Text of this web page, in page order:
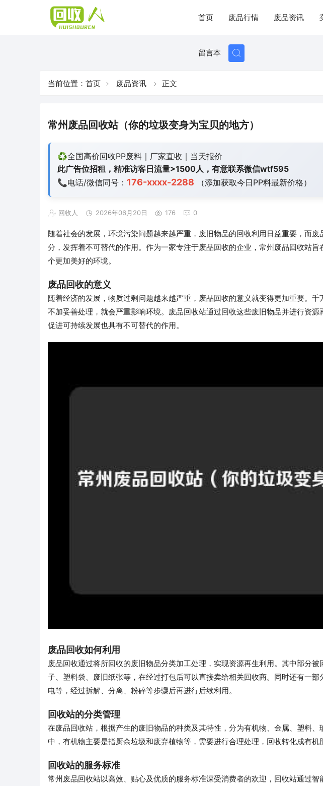
首页 废品行情 废品资讯
留言本
当前位置： 首页 废品资讯 正文
常州废品回收站（你的垃圾变身为宝贝的地方）
♻️全国高价回收PP废料｜厂家直收｜当天报价
此广告位招租，精准访客日流量>1500人，有意联系微信wtf595
📞电话/微信同号： 176-xxxx-2288 （添加获取今日PP料最新价格）
回收人 2026年06月20日 176 0
随着社会的发展，环境污染问题越来越严重，废旧物品的回收利用日益重要，而
分，发挥着不可替代的作用。作为一家专注于废品回收的企业，常州废品回收站
个更加美好的环境。
废品回收的意义
随着经济的发展，物质过剩问题越来越严重，废品回收的意义就变得更加重要。
不加妥善处理，就会严重影响环境。废品回收站通过回收这些废旧物品并进行资
促进可持续发展也具有不可替代的作用。
废品回收如何利用
废品回收通过将所回收的废旧物品分类加工处理，实现资源再生利用。其中部分
子、塑料袋、废旧纸张等，在经过打包后可以直接卖给相关回收商。同时还有一
电等，经过拆解、分离、粉碎等步骤后再进行后续利用。
回收站的分类管理
在废品回收站，根据产生的废旧物品的种类及其特性，分为有机物、金属、塑料
中，有机物主要是指厨余垃圾和废弃植物等，需要进行合理处理，回收转化成有机
回收站的服务标准
常州废品回收站以高效、贴心及优质的服务标准深受消费者的欢迎，回收站通过